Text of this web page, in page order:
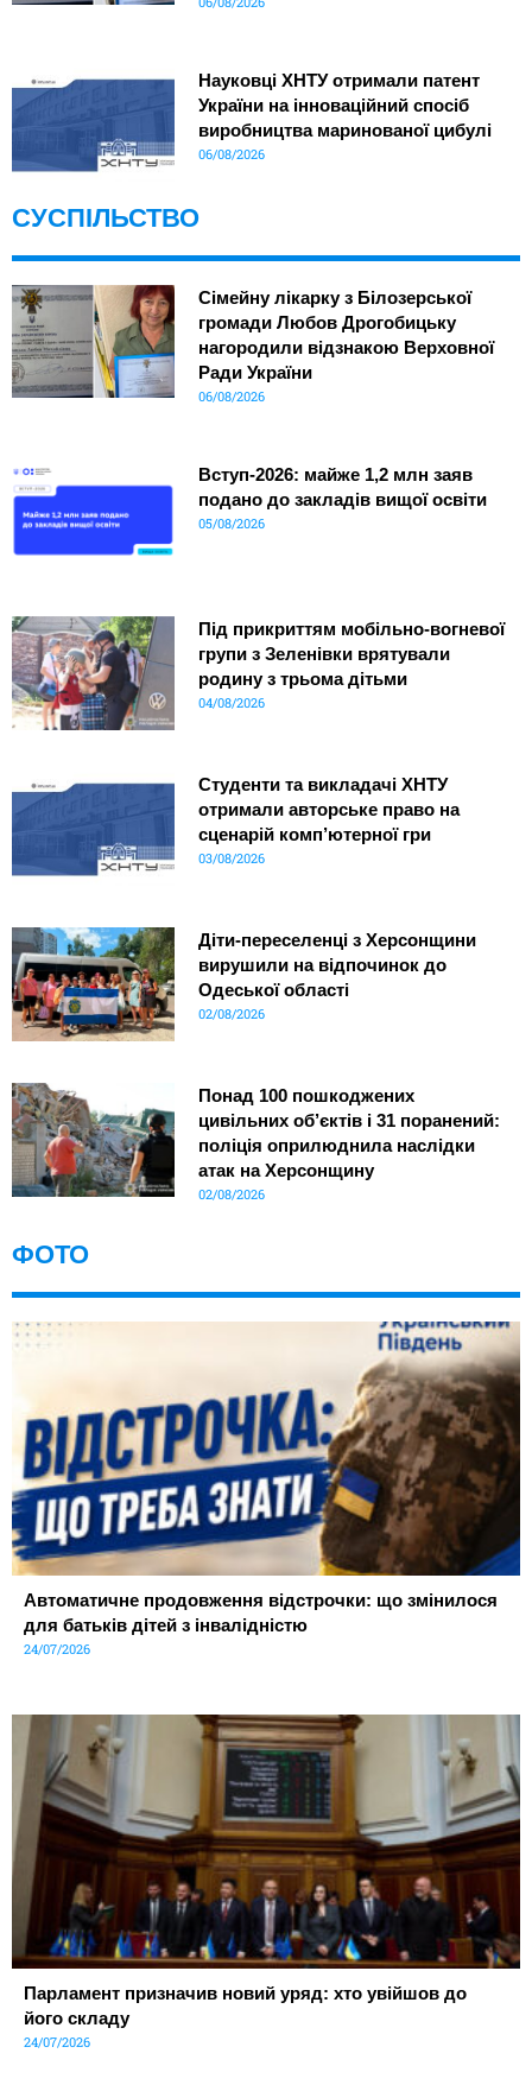
Науковці ХНТУ отримали патент
України на інноваційний спосіб
виробництва маринованої цибулі
06/08/2026
СУСПІЛЬСТВО
Сімейну лікарку з Білозерської
громади Любов Дрогобицьку
нагородили відзнакою Верховної
Ради України
06/08/2026
Вступ-2026: майже 1,2 млн заяв
подано до закладів вищої освіти
05/08/2026
Під прикриттям мобільно-вогневої
групи з Зеленівки врятували
родину з трьома дітьми
04/08/2026
Студенти та викладачі ХНТУ
отримали авторське право на
сценарій комп’ютерної гри
03/08/2026
Діти-переселенці з Херсонщини
вирушили на відпочинок до
Одеської області
02/08/2026
Понад 100 пошкоджених
цивільних об’єктів і 31 поранений:
поліція оприлюднила наслідки
атак на Херсонщину
02/08/2026
ФОТО
Автоматичне продовження відстрочки: що змінилося
для батьків дітей з інвалідністю
24/07/2026
Парламент призначив новий уряд: хто увійшов до
його складу
24/07/2026